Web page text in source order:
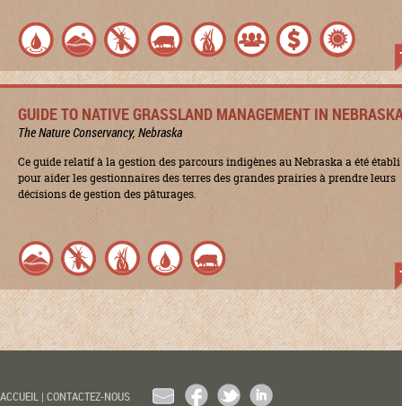
GUIDE TO NATIVE GRASSLAND MANAGEMENT IN
The Nature Conservancy, Nebraska
Ce guide relatif à la gestion des parcours indigènes au Nebraska a été établi
pour aider les gestionnaires des terres des grandes prairies à prendre leurs
décisions de gestion des pâturages.
ACCUEIL | CONTACTEZ-NOUS